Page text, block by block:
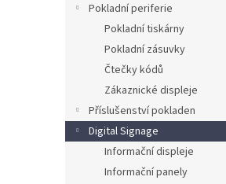
Pokladní periferie
Pokladní tiskárny
Pokladní zásuvky
Čtečky kódů
Zákaznické displeje
Příslušenství pokladen
Digital Signage
Informační displeje
Informační panely